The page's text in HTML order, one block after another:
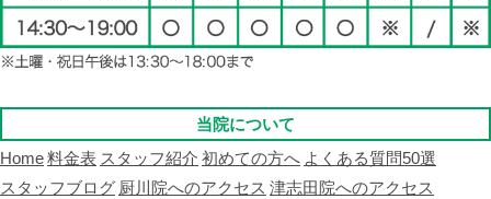
当院について
Home料金表 スタッフ紹介 初めての方へ よくある質問50選
スタッフブログ 厨川院へのアクセス 津志田院へのアクセス